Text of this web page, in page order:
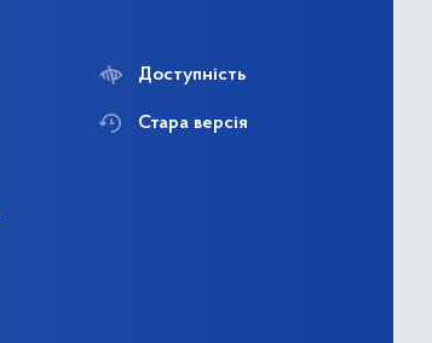
Доступність
Стара версія